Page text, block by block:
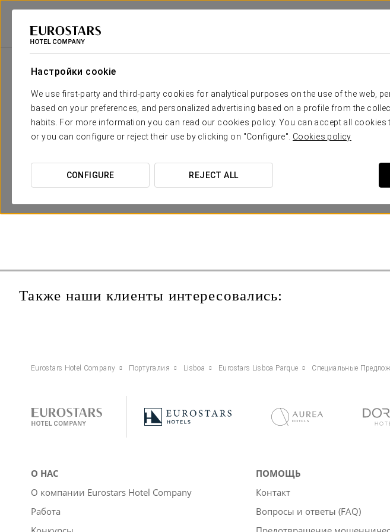
Настройки cookie
We use first-party and third-party cookies for analytical purposes on the use of the web,
based on your preferences, and personalized advertising based on a profile from the
habits. For more information you can read our cookies policy. You can accept all cookies
or you can configure or reject their use by clicking on "Configure". Cookies policy
CONFIGURE REJECT ALL
Eurostars Hotel Company
Также наши клиенты интересовались:
Eurostars Hotel Company Португалия Lisboa Eurostars Lisboa Parque Специальные
О НАС
О компании Eurostars Hotel Company
Работа
ПОМОЩЬ
Контакт
Вопросы и ответы (FAQ)